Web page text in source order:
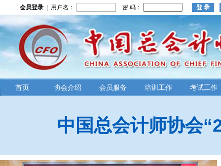
会员登录 | 用户名： 密 码：
首页 协会介绍 会员服务 培训工作 考试工作
中国总会计师协会